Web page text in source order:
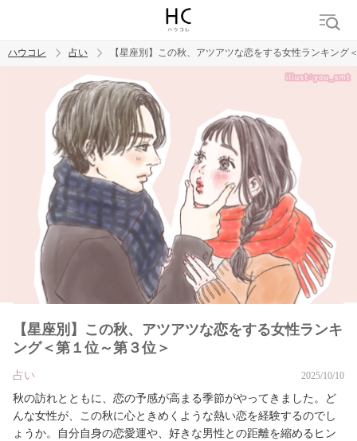
トレンド ワード
ハウコレ 占い 【星座別】この秋、アツアツな恋をする女性ランキング
【星座別】この秋、アツアツな恋をする女性ランキ
ング＜第１位～第３位＞
占い 2025/10/10
秋の訪れとともに、恋の予感が高まる季節がやってきました。ど
んな女性が、この秋に心ときめくような熱い恋を経験するのでし
ょうか。自分自身の恋愛運や、好きな男性との距離を縮めるヒン